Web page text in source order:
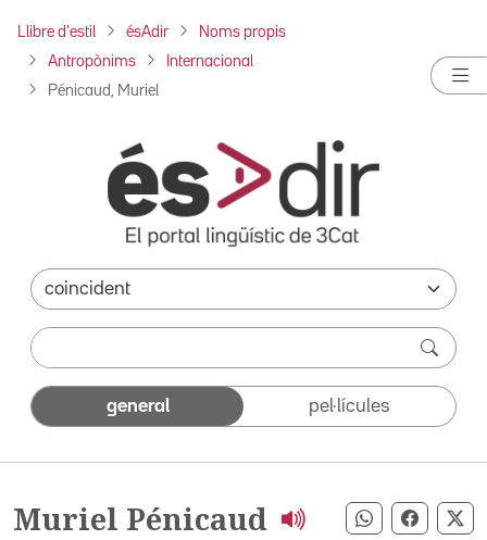
Llibre d'estil ésAdir Noms propis
Antropònims Internacional
Pénicaud, Muriel
general pel·lícules
Muriel Pénicaud Compartir